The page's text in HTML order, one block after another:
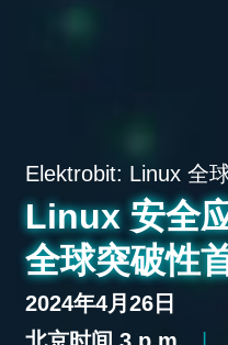
Elektrobit: Linux 全
Linux 安全
全球突破性
2024年4月26日